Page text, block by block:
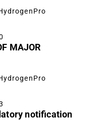
MAJOR
notification